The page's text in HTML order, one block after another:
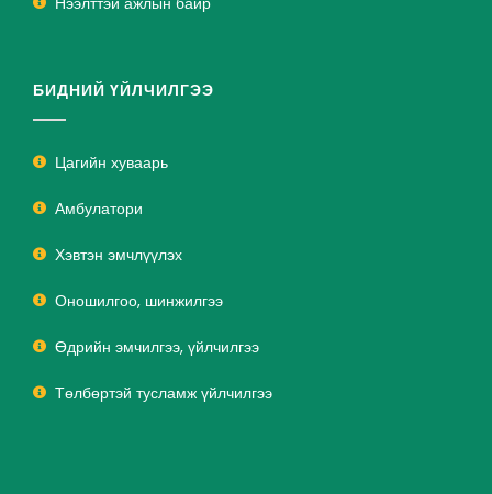
БИДНИЙ ҮЙЛЧИЛГЭЭ
Цагийн хуваарь
Амбулатори
Хэвтэн эмчлүүлэх
Оношилгоо, шинжилгээ
Өдрийн эмчилгээ, үйлчилгээ
Төлбөртэй тусламж үйлчилгээ